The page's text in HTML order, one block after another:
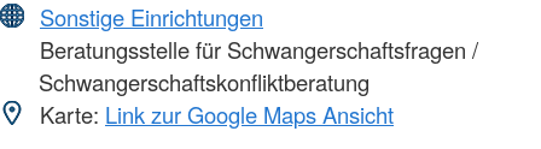
Sonstige Einrichtungen
Beratungsstelle für Schwangerschaftsfragen /
Schwangerschaftskonfliktberatung
Karte: Link zur Google Maps Ansicht